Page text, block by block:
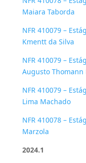
Maiara Taborda
NFR 410079 –
Kmentt da Silva
NFR 410079 –
Augusto Thomann
NFR 410079 –
Lima Machado
NFR 410078 –
Marzola
2024.1